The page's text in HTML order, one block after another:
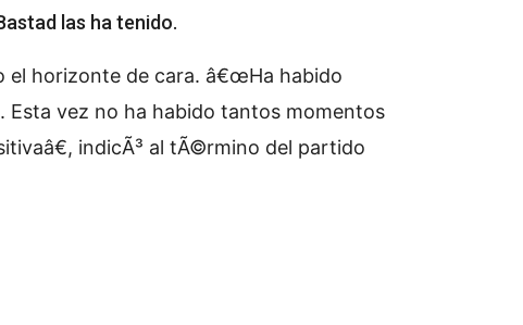
las ha tenido.
el horizonte de cara. â€œHa habido
Esta vez no ha habido tantos momentos
indicÃ³ al tÃ©rmino del partido